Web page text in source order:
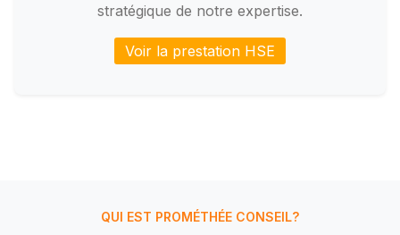
stratégique de notre expertise.
Voir la prestation HSE
QUI EST PROMÉTHÉE CONSEIL?